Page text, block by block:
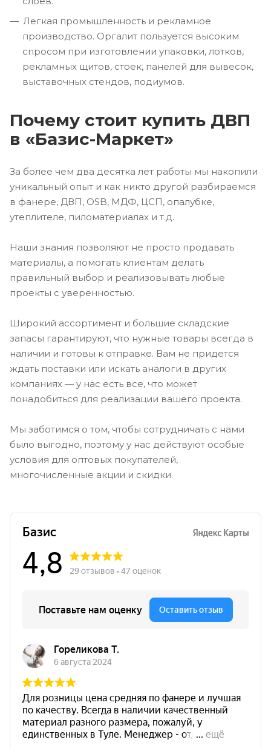
Легкая промышленность и рекламное
производство. Оргалит пользуется высоким
спросом при изготовлении упаковки, лотков,
рекламных щитов, стоек, панелей для вывесок,
выставочных стендов, подиумов.
Почему стоит купить ДВП
в «Базис-Маркет»
За более чем два десятка лет работы мы накопили
уникальный опыт и как никто другой разбираемся
в фанере, ДВП, OSB, МДФ, ЦСП, опалубке,
утеплителе, пиломатериалах и т.д.
Наши знания позволяют не просто продавать
материалы, а помогать клиентам делать
правильный выбор и реализовывать любые
проекты с уверенностью.
Широкий ассортимент и большие складские
запасы гарантируют, что нужные товары всегда в
наличии и готовы к отправке. Вам не придется
ждать поставки или искать аналоги в других
компаниях — у нас есть все, что может
понадобиться для реализации вашего проекта.
Мы заботимся о том, чтобы сотрудничать с нами
было выгодно, поэтому у нас действуют особые
условия для оптовых покупателей,
многочисленные акции и скидки.